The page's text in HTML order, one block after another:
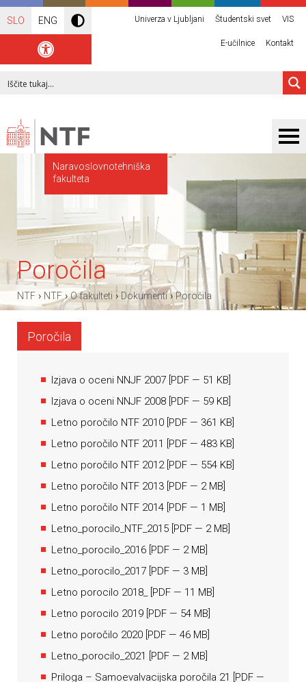
SLO ENG Univerza v Ljubljani Študentski svet VIS
E-učilnice Kontakt
Naravoslovnotehniška
fakulteta
Poročila
NTF › NTF›O fakulteti › Dokumenti›Poročila
Poročila
Izjava o oceni NNJF 2007 PDF — 51 KB]
Izjava o oceni NNJF 2008 PDF — 59 KB]
Letno poročilo NTF 2010 PDF — 361 KB]
Letno poročilo NTF 2011
PDF — 483 KB]
Letno poročilo NTF 2012[ PDF — 554 KB]
Letno poročilo NTF 2013 PDF — 2 MB]
Letno poročilo NTF 2014 PDF — 1 MB]
Letno_porocilo_NTF_2015 PDF — 2 MB]
Letno_porocilo_2016 PDF — 2 MB]
Letno_porocilo_2017 PDF — 3 MB]
Letno porocilo 2018_
PDF — 11 MB]
Letno porocilo 2019 PDF — 54 MB]
Letno poročilo 2020 PDF — 46 MB]
Letno_porocilo_2021
PDF — 2 MB]
Priloga – Samoevalvacijska poročila 21
PDF —